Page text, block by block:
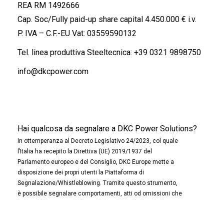
REA RM 1492666
Cap. Soc/Fully paid-up share capital 4.450.000 € i.v.
P. IVA – C.F.-EU Vat: 03559590132
Tel. linea produttiva Steeltecnica: +39 0321 9898750
info@dkcpower.com
Hai qualcosa da segnalare a DKC Power Solutions?
In ottemperanza al Decreto Legislativo 24/2023, col quale
l’Italia ha recepito la Direttiva (UE) 2019/1937 del
Parlamento europeo e del Consiglio, DKC Europe mette a
disposizione dei propri utenti la Piattaforma di
Segnalazione/Whistleblowing. Tramite questo strumento,
è possibile segnalare comportamenti, atti od omissioni che